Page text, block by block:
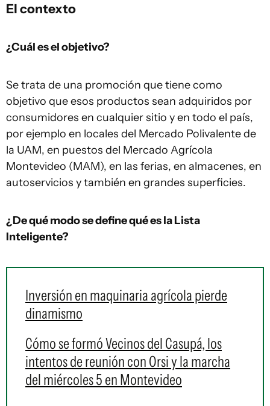
El contexto
¿Cuál es el objetivo?
Se trata de una promoción que tiene como
objetivo que esos productos sean adquiridos por
consumidores en cualquier sitio y en todo el país,
por ejemplo en locales del Mercado Polivalente de
la UAM, en puestos del Mercado Agrícola
Montevideo (MAM), en las ferias, en almacenes, en
autoservicios y también en grandes superficies.
¿De qué modo se define qué es la Lista
Inteligente?
Inversión en maquinaria agrícola pierde
dinamismo
Cómo se formó Vecinos del Casupá, los
intentos de reunión con Orsi y la marcha
del miércoles 5 en Montevideo